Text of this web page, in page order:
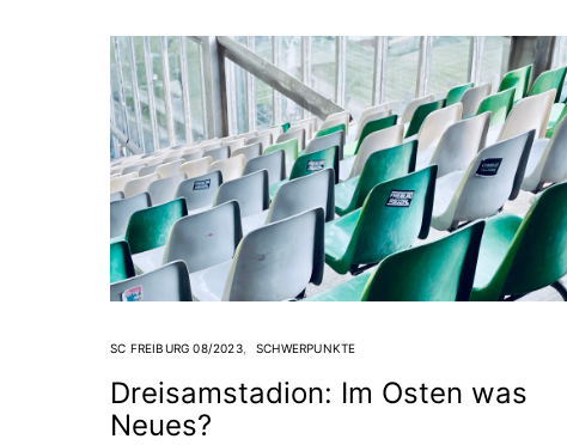
SC FREIBURG 08/2023 SCHWERPUNKTE
Dreisamstadion: Im Osten was
Neues?